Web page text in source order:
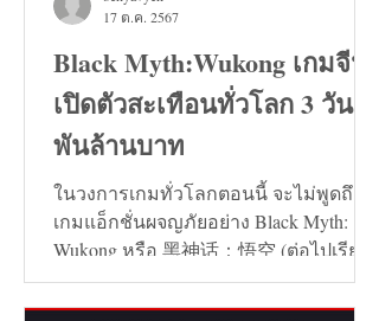
Black Myth:Wukong เกมจีน
เปิดตัวสะเทือนทั่วโลก 3 วัน 7
พันล้านบาท
ในวงการเกมทั่วโลกตอนนี้ จะไม่พูดถึง
เกมแอ็กชั่นผจญภัยอย่าง Black Myth:
Wukong หรือ 黑神话：悟空 (ต่อไปเรียก
ว่า เกมหงอคง) ไม่ได้เลย...
17 ต.ค. 2567